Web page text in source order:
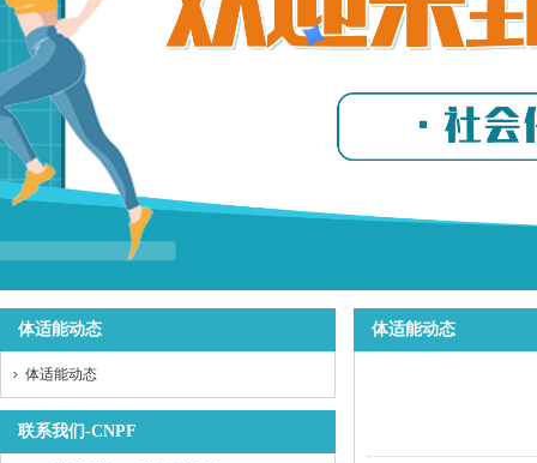
体适能动态
体适能动态
联系我们-CNPF
体适能动态